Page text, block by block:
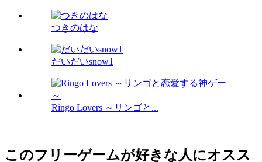
つきのはな
だいだいsnow1
Ringo Lovers ～リンゴと...
このフリーゲームが好きな人にオスス